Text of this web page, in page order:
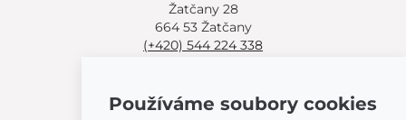
Žatčany 28
664 53 Žatčany
(+420) 544 224 338
Další možnosti nákupu:
Používáme soubory cookies